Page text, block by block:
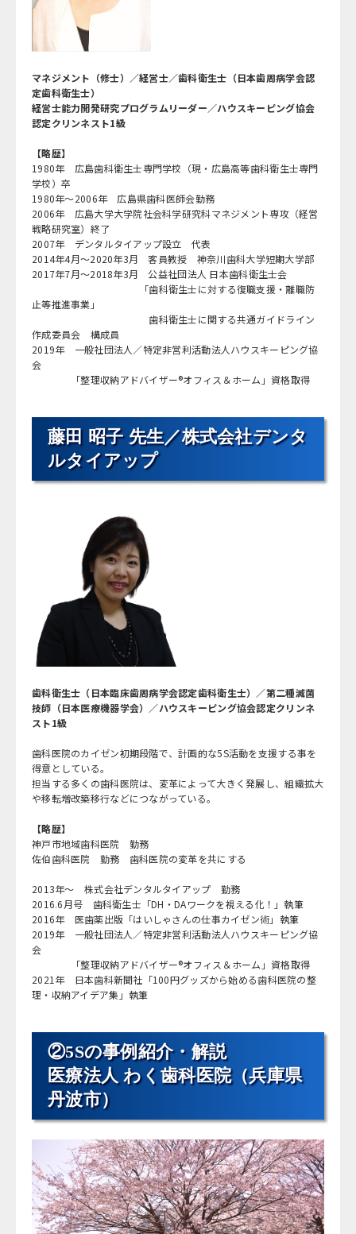
マネジメント（修士）／経営士／歯科衛生士（日本歯周病学会認
定歯科衛生士）
経営士能力開発研究プログラムリーダー／ハウスキーピング協会
認定クリンネスト1級
【略歴】
1980年 広島歯科衛生士専門学校（現・広島高等歯科衛生士専門
学校）卒
1980年～2006年 広島県歯科医師会勤務
2006年 広島大学大学院社会科学研究科マネジメント専攻（経営
戦略研究室）終了
2007年 デンタルタイアップ設立 代表
2014年4月～2020年3月 客員教授 神奈川歯科大学短期大学部
2017年7月～2018年3月 公益社団法人 日本歯科衛生士会
「歯科衛生士に対する復職支援・離職防
止等推進事業」
歯科衛生士に関する共通ガイドライン
作成委員会 構成員
2019年 一般社団法人／特定非営利活動法人ハウスキーピング協
会
「整理収納アドバイザー®オフィス＆ホーム」資格取得
藤田 昭子 先生／株式会社デンタ
ルタイアップ
歯科衛生士（日本臨床歯周病学会認定歯科衛生士）／第二種滅菌
技師（日本医療機器学会）／ハウスキーピング協会認定クリンネ
スト1級
歯科医院のカイゼン初期段階で、計画的な5S活動を支援する事を
得意としている。
担当する多くの歯科医院は、変革によって大きく発展し、組織拡大
や移転増改築移行などにつながっている。
【略歴】
神戸市地域歯科医院 勤務
佐伯歯科医院 勤務 歯科医院の変革を共にする
2013年～ 株式会社デンタルタイアップ 勤務
2016.6月号 歯科衛生士「DH・DAワークを視える化！」執筆
2016年 医歯薬出版「はいしゃさんの仕事カイゼン術」執筆
2019年 一般社団法人／特定非営利活動法人ハウスキーピング協
会
「整理収納アドバイザー®オフィス＆ホーム」資格取得
2021年 日本歯科新聞社「100円グッズから始める歯科医院の整
理・収納アイデア集」執筆
②5Sの事例紹介・解説
医療法人 わく歯科医院（兵庫県
丹波市）